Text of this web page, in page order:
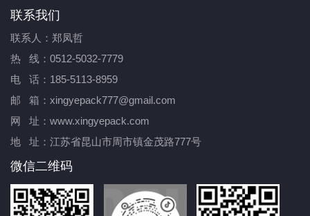
联系我们
联系人：郑凤哲
热 线：0512-5032-7779
电 话：185-5113-8959
邮 箱：xingyepack777@gmail.com
网 址：www.xingyepack.com
地 址：江苏省昆山市周市镇金茂路777号
微信二维码